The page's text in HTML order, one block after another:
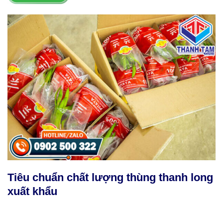
Tiêu chuẩn chất lượng thùng thanh long
xuất khẩu